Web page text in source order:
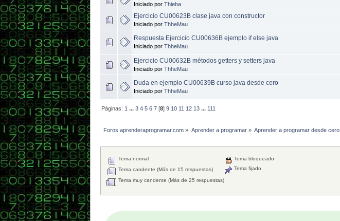
Iniciado por Thieba
Ejercicio CU00623B clase java con constructor
Iniciado por ThheMau
Respuesta Ejercicio CU00636B ejemplo if else java
Iniciado por ThheMau
Ejercicio CU00632B métodos getters y setters java
Iniciado por ThheMau
Duda en ejemplo CU00639B curso java desde cero
Iniciado por ThheMau
Páginas: 1 ...3 4 5 6 7 [8]9 10 11 12 13 ... 111
Foros aprenderaprogramar.com » Aprender a programar» Aprender a programar desde cero
Tema normal
Tema candente (Más de 15 respuestas)
Tema muy candente (Más de 25 respuestas)
Tema bloqueado
Tema fijado